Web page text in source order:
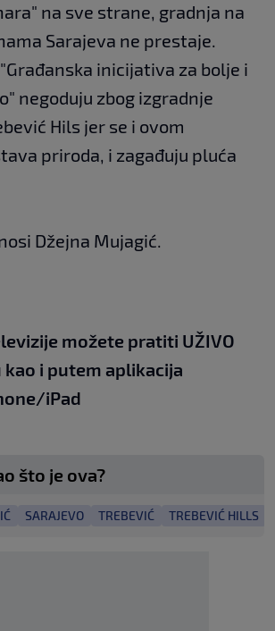
na sve strane, gradnja na
Sarajeva ne prestaje.
inicijativa za bolje i
negoduju zbog izgradnje
Hils jer se i ovom
priroda, i zagađuju pluća
Džejna Mujagić.
možete pratiti UŽIVO
kao i putem aplikacija
iPad
što je ova?
SARAJEVO TREBEVIĆ TREBEVIĆ HILLS